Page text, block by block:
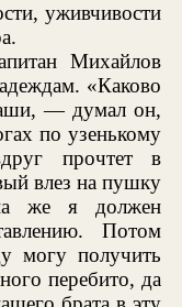
уживчивости
Михайлов
«Каково
— думал он,
по узенькому
прочтет в
влез на пушку
же я должен
Потом
могу получить
перебито, да